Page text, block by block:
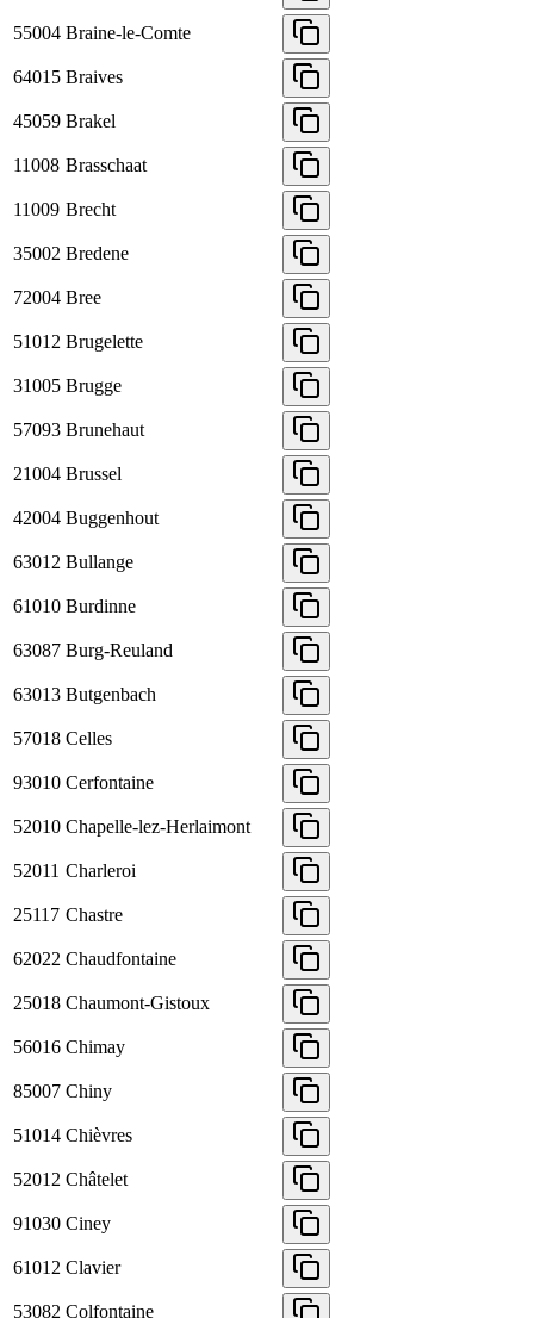
55004 Braine-le-Comte
64015 Braives
45059 Brakel
11008 Brasschaat
11009 Brecht
35002 Bredene
72004 Bree
51012 Brugelette
31005 Brugge
57093 Brunehaut
21004 Brussel
42004 Buggenhout
63012 Bullange
61010 Burdinne
63087 Burg-Reuland
63013 Butgenbach
57018 Celles
93010 Cerfontaine
52010 Chapelle-lez-Herlaimont
52011 Charleroi
25117 Chastre
62022 Chaudfontaine
25018 Chaumont-Gistoux
56016 Chimay
85007 Chiny
51014 Chièvres
52012 Châtelet
91030 Ciney
61012 Clavier
53082 Colfontaine